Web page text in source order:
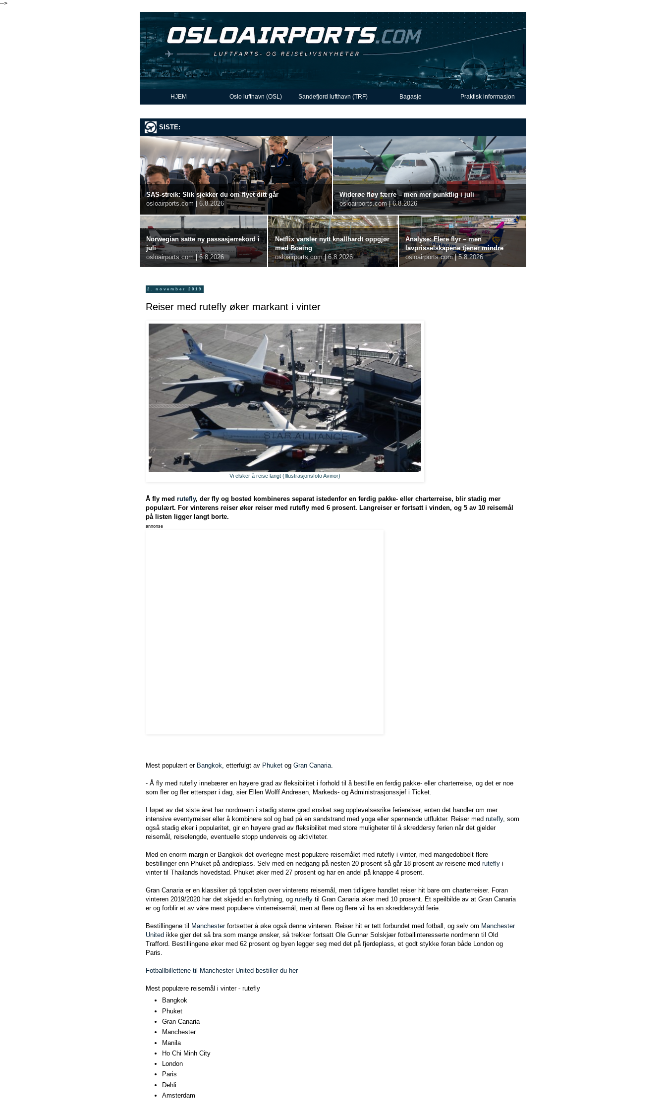
-->
HJEM Oslo lufthavn (OSL) Sandefjord lufthavn (TRF) Bagasje Praktisk informasjon
SISTE:
SAS-streik: Slik sjekker du om flyet ditt går
osloairports.com | 6.8.2026
Widerøe fløy færre – men mer punktlig i juli
osloairports.com | 6.8.2026
Norwegian satte ny passasjerrekord i
juli
osloairports.com | 6.8.2026
Netflix varsler nytt knallhardt oppgjør
med Boeing
osloairports.com | 6.8.2026
Analyse: Flere flyr – men
lavprisselskapene tjener mindre
osloairports.com | 5.8.2026
2. november 2019
Reiser med rutefly øker markant i vinter
Vi elsker å reise langt (Illustrasjonsfoto Avinor)
Å fly med rutefly, der fly og bosted kombineres separat istedenfor en ferdig pakke- eller charterreise, blir stadig mer
populært. For vinterens reiser øker reiser med rutefly med 6 prosent. Langreiser er fortsatt i vinden, og 5 av 10 reisemål
på listen ligger langt borte.
annonse
Mest populært er Bangkok , etterfulgt av Phuket og Gran Canaria
- Å fly med rutefly innebærer en høyere grad av fleksibilitet i forhold til å bestille en ferdig pakke- eller charterreise, og det er noe
som fler og fler etterspør i dag, sier Ellen Wolff Andresen, Markeds- og Administrasjonssjef i Ticket.
I løpet av det siste året har nordmenn i stadig større grad ønsket seg opplevelsesrike feriereiser, enten det handler om mer
intensive eventyrreiser eller å kombinere sol og bad på en sandstrand med yoga eller spennende utflukter. Reiser med rutefly, som
også stadig øker i popularitet, gir en høyere grad av fleksibilitet med store muligheter til å skreddersy ferien når det gjelder
reisemål, reiselengde, eventuelle stopp underveis og aktiviteter.
Med en enorm margin er Bangkok det overlegne mest populære reisemålet med rutefly i vinter, med mangedobbelt flere
bestillinger enn Phuket på andreplass. Selv med en nedgang på nesten 20 prosent så går 18 prosent av reisene med rutefly i
vinter til Thailands hovedstad. Phuket øker med 27 prosent og har en andel på knappe 4 prosent.
Gran Canaria er en klassiker på topplisten over vinterens reisemål, men tidligere handlet reiser hit bare om charterreiser. Foran
vinteren 2019/2020 har det skjedd en forflytning, og rutefly til Gran Canaria øker med 10 prosent. Et speilbilde av at Gran Canaria
er og forblir et av våre mest populære vinterreisemål, men at flere og flere vil ha en skreddersydd ferie.
Bestillingene til Manchesterfortsetter å øke også denne vinteren. Reiser hit er tett forbundet med fotball, og selv om Manchester
United ikke gjør det så bra som mange ønsker, så trekker fortsatt Ole Gunnar Solskjær fotballinteresserte nordmenn til Old
Trafford. Bestillingene øker med 62 prosent og byen legger seg med det på fjerdeplass, et godt stykke foran både London og
Paris.
Fotballbillettene til Manchester United bestiller du her
Mest populære reisemål i vinter - rutefly
Bangkok
Phuket
Gran Canaria
Manchester
Manila
Ho Chi Minh City
London
Paris
Dehli
Amsterdam